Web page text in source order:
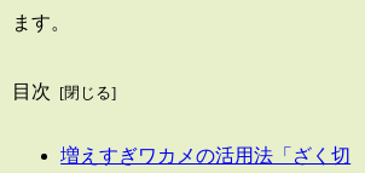
ます。
目次
増えすぎワカメの活用法「ざく切